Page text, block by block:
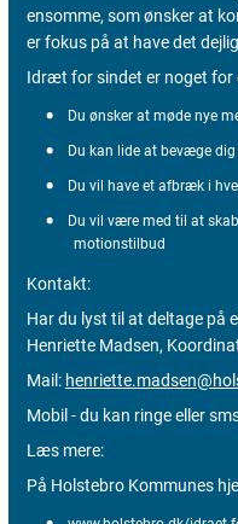
ensomme, som ønsker at
er fokus på at have det
Idræt for sindet er noget for
Du ønsker at møde nye
Du kan lide at bevæge
Du vil have et afbræk i
Du vil være med til at
motionstilbud
Kontakt:
Har du lyst til at deltage på
Henriette Madsen,
Mail:
Mobil - du kan ringe eller
Læs mere:
På Holstebro Kommunes